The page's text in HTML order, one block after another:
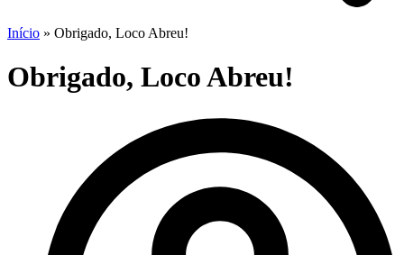
Início » Obrigado, Loco Abreu!
Obrigado, Loco Abreu!